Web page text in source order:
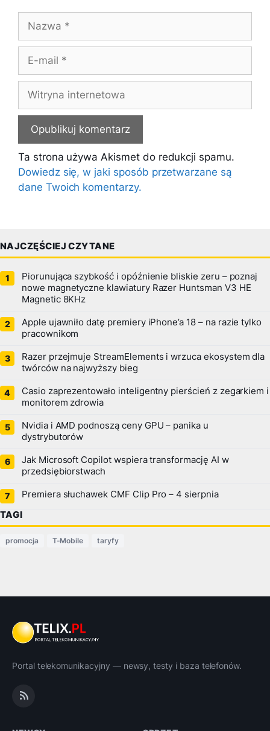
Nazwa
Witryna
internetowa
Ta strona używa Akismet do redukcji spamu.
Dowiedz się, w jaki sposób przetwarzane są
dane Twoich komentarzy.
NAJCZĘŚCIEJ CZYTANE
Piorunująca szybkość i opóźnienie bliskie zeru – poznaj
nowe magnetyczne klawiatury Razer Huntsman V3 HE
Magnetic 8KHz
Apple ujawniło datę premiery iPhone’a 18 – na razie tylko
pracownikom
Razer przejmuje StreamElements i wrzuca ekosystem dla
twórców na najwyższy bieg
Casio zaprezentowało inteligentny pierścień z zegarkiem i
monitorem zdrowia
Nvidia i AMD podnoszą ceny GPU – panika u
dystrybutorów
Jak Microsoft Copilot wspiera transformację AI w
przedsiębiorstwach
Premiera słuchawek CMF Clip Pro – 4 sierpnia
TAGI
promocja T-Mobile taryfy
Portal telekomunikacyjny — newsy, testy i baza telefonów.